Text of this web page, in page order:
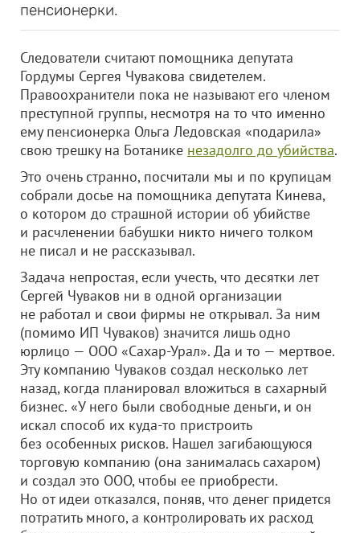
пенсионерки.
Следователи считают помощника депутата
Гордумы Сергея Чувакова свидетелем.
Правоохранители пока не называют его членом
преступной группы, несмотря на то что именно
ему пенсионерка Ольга Ледовская «подарила»
свою трешку на Ботанике незадолго до убийства.
Это очень странно, посчитали мы и по крупицам
собрали досье на помощника депутата Кинева,
о котором до страшной истории об убийстве
и расчленении бабушки никто ничего толком
не писал и не рассказывал.
Задача непростая, если учесть, что десятки лет
Сергей Чуваков ни в одной организации
не работал и свои фирмы не открывал. За ним
(помимо ИП Чуваков) значится лишь одно
юрлицо — ООО «Сахар-Урал». Да и то — мертвое.
Эту компанию Чуваков создал несколько лет
назад, когда планировал вложиться в сахарный
бизнес. «У него были свободные деньги, и он
искал способ их куда-то пристроить
без особенных рисков. Нашел загибающуюся
торговую компанию (она занималась сахаром)
и создал это ООО, чтобы ее приобрести.
Но от идеи отказался, поняв, что денег придется
потратить много, а контролировать их расход